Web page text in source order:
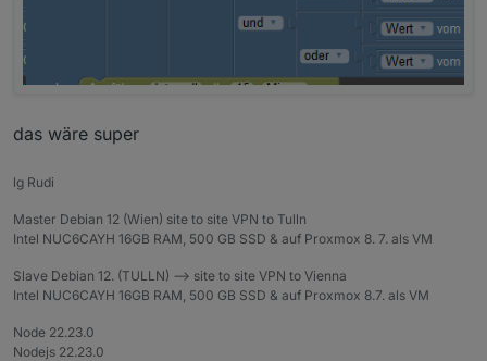
das wäre super
lg Rudi
Master Debian 12 (Wien) site to site VPN to Tulln
Intel NUC6CAYH 16GB RAM, 500 GB SSD & auf Proxmox 8. 7. als VM
Slave Debian 12. (TULLN) --> site to site VPN to Vienna
Intel NUC6CAYH 16GB RAM, 500 GB SSD & auf Proxmox 8.7. als VM
Node 22.23.0
Nodejs 22.23.0